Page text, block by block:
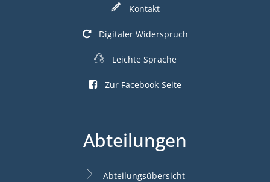
Kontakt
Digitaler Widerspruch
Leichte Sprache
Zur Facebook-Seite
Abteilungen
Abteilungsübersicht